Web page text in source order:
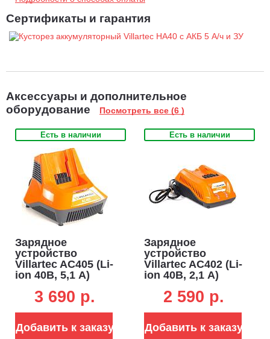
Сертификаты и гарантия
Аксессуары и дополнительное
оборудование
Посмотреть все (6 )
Есть в наличии
Зарядное
устройство
Villartec AC405 (Li-
ion 40В, 5,1 А)
3 690 p.
Добавить к заказу
Есть в наличии
Зарядное
устройство
Villartec AC402 (Li-
ion 40В, 2,1 А)
2 590 p.
Добавить к заказу